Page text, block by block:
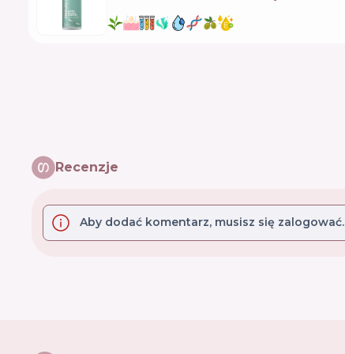
Recenzje
Aby dodać komentarz, musisz się zalogować.